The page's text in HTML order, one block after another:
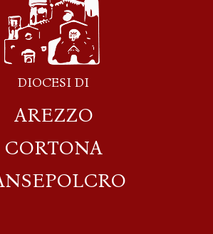
DIOCESI DI
AREZZO
CORTONA